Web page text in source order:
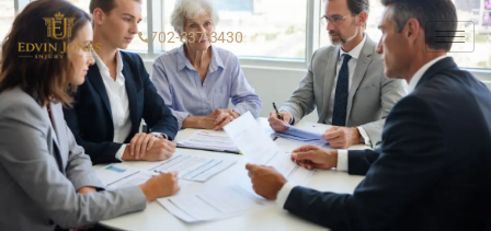
702-337-3430